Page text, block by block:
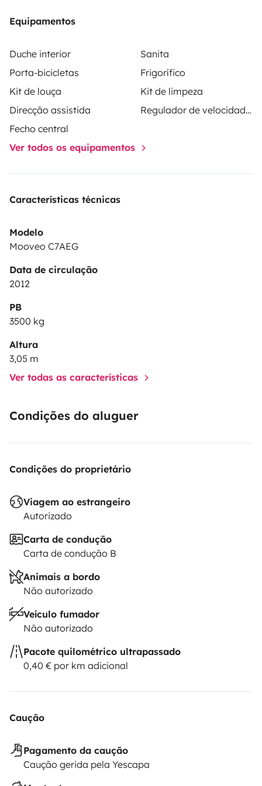
Possibility of leaving your car on a private site during
Equipamentos
Duche interior
Sanita
Porta-bicicletas
Frigorífico
Kit de louça
Kit de limpeza
Direcção assistida
Regulador de velocidade / Cruise Control
Fecho central
Ver todos os equipamentos
Características técnicas
Modelo
Mooveo C7AEG
Data de circulação
2012
PB
3500 kg
Altura
3,05 m
Ver todas as características
Condições do aluguer
Condições do proprietário
Viagem ao estrangeiro
Autorizado
Carta de condução
Carta de condução B
Animais a bordo
Não autorizado
Veículo fumador
Não autorizado
Pacote quilométrico ultrapassado
0,40 € por km adicional
Caução
Pagamento da caução
Caução gerida pela Yescapa